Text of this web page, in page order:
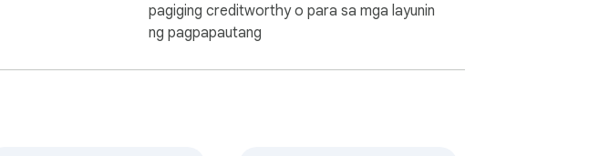
pagiging creditworthy o para sa mga layunin
ng pagpapautang